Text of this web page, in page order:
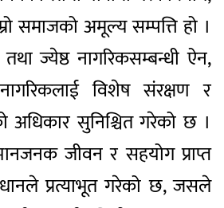
समाजको अमूल्य सम्पत्ति हो ।
ज्येष्ठ नागरिकसम्बन्धी ऐन,
विशेष संरक्षण र
अधिकार सुनिश्चित गरेको छ ।
जीवन र सहयोग प्राप्त
प्रत्याभूत गरेको छ, जसले